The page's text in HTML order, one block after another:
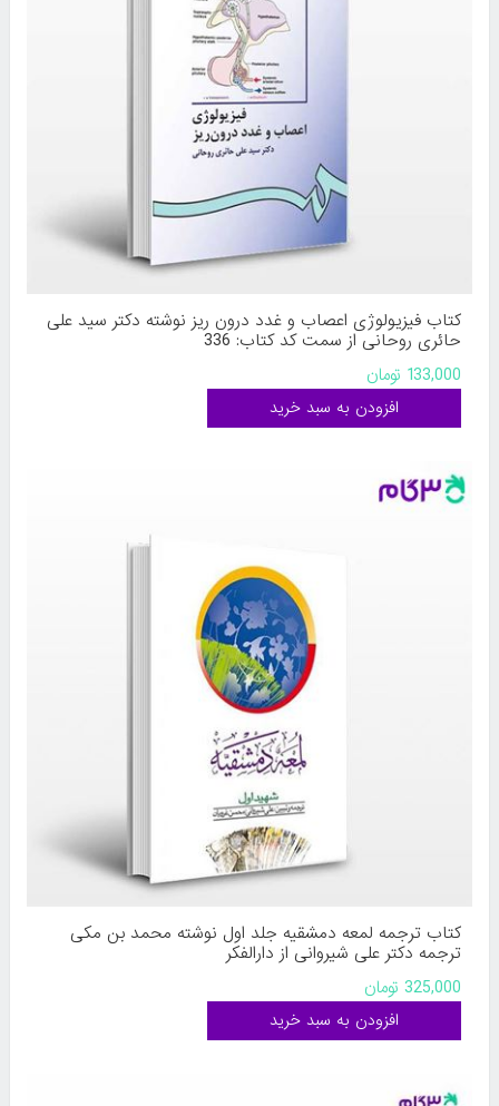
کتاب فیزیولوژی اعصاب و غدد درون ‌ریز نوشته دکتر سید علی
حائری روحانی از سمت کد کتاب: 336
133,000 تومان
کتاب ترجمه لمعه دمشقیه جلد اول نوشته محمد بن مکی
ترجمه دکتر علی شیروانی از دارالفکر
325,000 تومان